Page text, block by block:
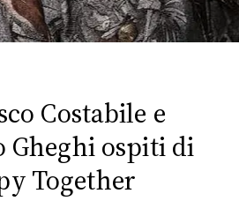
Costabile e
Gheghi ospiti di
Together